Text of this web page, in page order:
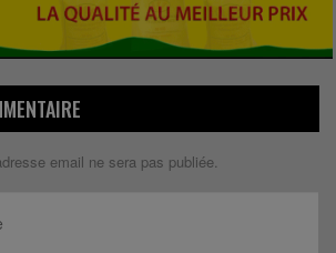
email ne sera pas publiée.